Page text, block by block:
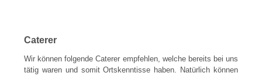
Caterer
Wir können folgende Caterer empfehlen, welche bereits bei uns
tätig waren und somit Ortskenntisse haben. Natürlich können